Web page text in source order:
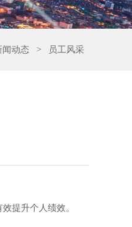
闻动态 > 员工风采
提升个人绩效。